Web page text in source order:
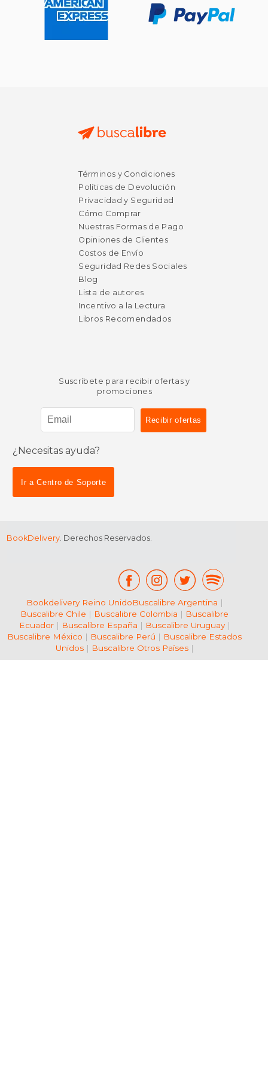
$ 32.49
$ 16.25 dcto.
dcto. $ 34.07
Términos y Condiciones
Políticas de Devolución
Privacidad y Seguridad
Cómo Comprar
Nuestras Formas de Pago
Opiniones de Clientes
Costos de Envío
Seguridad Redes Sociales
Blog
Lista de autores
Incentivo a la Lectura
Libros Recomendados
Suscríbete para recibir ofertas y
promociones
¿Necesitas ayuda?
Ir a Centro de Soporte
BookDelivery. Derechos Reservados.
Bookdelivery Reino UnidoBuscalibre Argentina |
Buscalibre Chile | Buscalibre Colombia | Buscalibre
Ecuador| Buscalibre España | Buscalibre Uruguay|
Buscalibre México | Buscalibre Perú | Buscalibre Estados
Unidos| Buscalibre Otros Países|